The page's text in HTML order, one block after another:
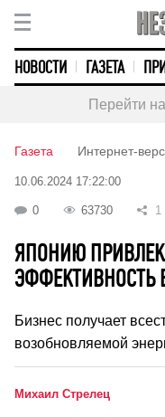
НОВОСТИ ГАЗЕТА
Перейти
Газета Интернет-
10.06.2024 17:22:00
0 63730 1
ЯПОНИЮ
ЭФФЕКТИВНОСТЬ
Бизнес получает
возобновляемой
Михаил Стрелец